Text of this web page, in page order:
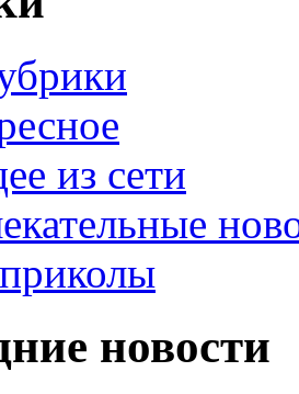
из сети
новости